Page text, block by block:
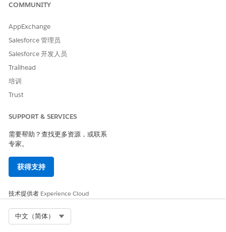
COMMUNITY
AppExchange
Salesforce 管理员
Salesforce 开发人员
Trailhead
培训
Trust
SUPPORT & SERVICES
需要帮助？查找更多资源，或联系
专家。
获得支持
技术提供者 Experience Cloud
中文（简体）